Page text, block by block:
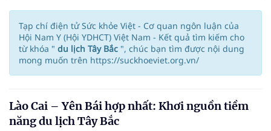
Tạp chí điện tử Sức khỏe Việt - Cơ quan ngôn luận của
Hội Nam Y (Hội YDHCT) Việt Nam - Kết quả tìm kiếm cho
từ khóa " du lịch Tây Bắc ", chúc bạn tìm được nội dung
mong muốn trên https://suckhoeviet.org.vn/
Lào Cai – Yên Bái hợp nhất: Khơi nguồn tiềm
năng du lịch Tây Bắc